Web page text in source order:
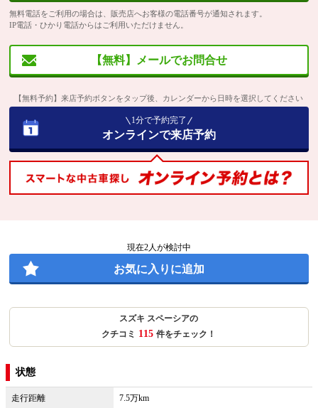
無料電話をご利用の場合は、販売店へお客様の電話番号が通知されます。
IP電話・ひかり電話からはご利用いただけません。
【無料】メールでお問合せ
【無料予約】来店予約ボタンをタップ後、カレンダーから日時を選択してください
1分で予約完了
オンラインで来店予約
現在2人が検討中
お気に入りに追加
スズキ スペーシアの
クチコミ 115 件をチェック！
状態
走行距離 7.5万km